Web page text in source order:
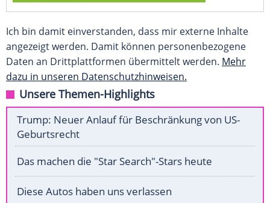
Ich bin damit einverstanden, dass mir externe Inhalte
angezeigt werden. Damit können personenbezogene
Daten an Drittplattformen übermittelt werden. Mehr
dazu in unseren Datenschutzhinweisen.
Unsere Themen-Highlights
Trump: Neuer Anlauf für Beschränkung von US-
Geburtsrecht
Das machen die "Star Search"-Stars heute
Diese Autos haben uns verlassen